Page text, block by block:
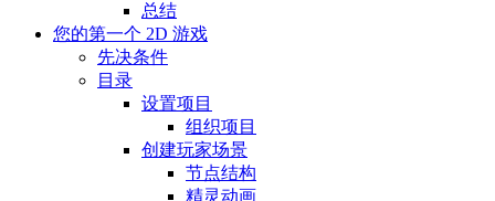
总结
您的第一个 2D 游戏
先决条件
目录
设置项目
组织项目
创建玩家场景
节点结构
精灵动画